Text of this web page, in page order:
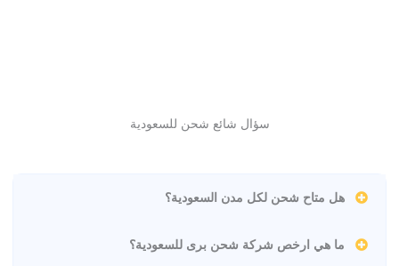
سؤال شائع شحن للسعودية
هل متاح شحن لكل مدن السعودية؟
ما هي ارخص شركة شحن برى للسعودية؟